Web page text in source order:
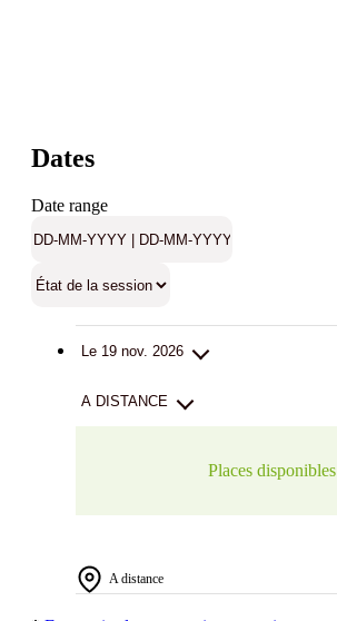
Dates
Date range
Le 19 nov. 2026
A DISTANCE
Places disponibles
A distance